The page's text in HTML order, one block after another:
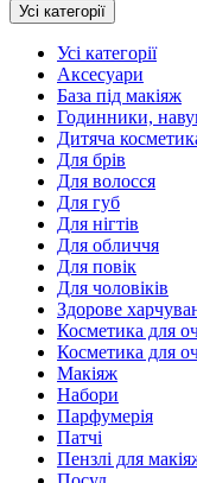
Усі категорії
Усі категорії
Аксесуари
База під макіяж
Годинники,
Дитяча
Для брів
Для волосся
Для губ
Для нігтів
Для обличчя
Для повік
Для чоловіків
Здорове
Косметика для
Косметика для
Макіяж
Набори
Парфумерія
Патчі
Пензлі для